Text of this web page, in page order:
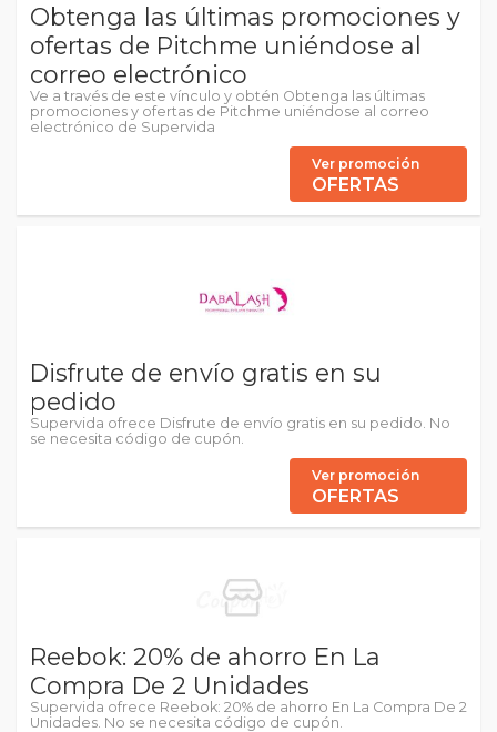
Obtenga las últimas promociones y
ofertas de Pitchme uniéndose al
correo electrónico
Ve a través de este vínculo y obtén Obtenga las últimas
promociones y ofertas de Pitchme uniéndose al correo
electrónico de Supervida
Ver promoción
OFERTAS
Disfrute de envío gratis en su
pedido
Supervida ofrece Disfrute de envío gratis en su pedido. No
se necesita código de cupón.
Ver promoción
OFERTAS
Reebok: 20% de ahorro En La
Compra De 2 Unidades
Supervida ofrece Reebok: 20% de ahorro En La Compra De 2
Unidades. No se necesita código de cupón.